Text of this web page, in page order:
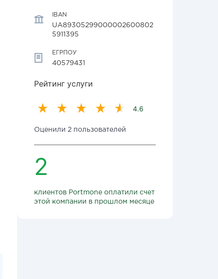
IBAN
UA89305299000002600802
5911395
ЕГРПОУ
40579431
Рейтинг услуги
4.6
Оценили 2 пользователей
2
клиентов Portmone оплатили счет
этой компании в прошлом месяце